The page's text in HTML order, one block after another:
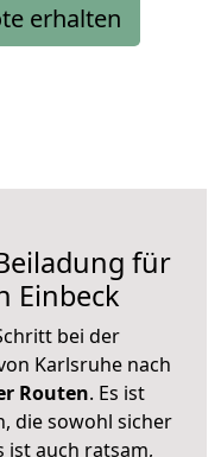
erhalten
für
Einbeck
bei der
Karlsruhe nach
Routen. Es ist
die sowohl sicher
ist auch ratsam,